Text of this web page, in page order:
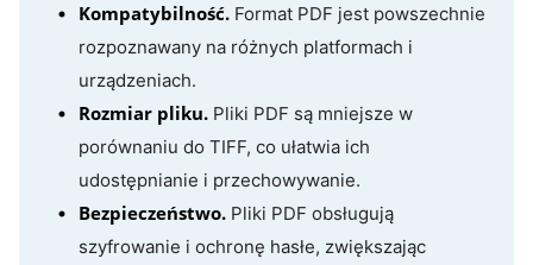
Kompatybilność. Format PDF jest powszechnie
rozpoznawany na różnych platformach i
urządzeniach.
Rozmiar pliku. Pliki PDF są mniejsze w
porównaniu do TIFF, co ułatwia ich
udostępnianie i przechowywanie.
Bezpieczeństwo. Pliki PDF obsługują
szyfrowanie i ochronę hasłe, zwiększając